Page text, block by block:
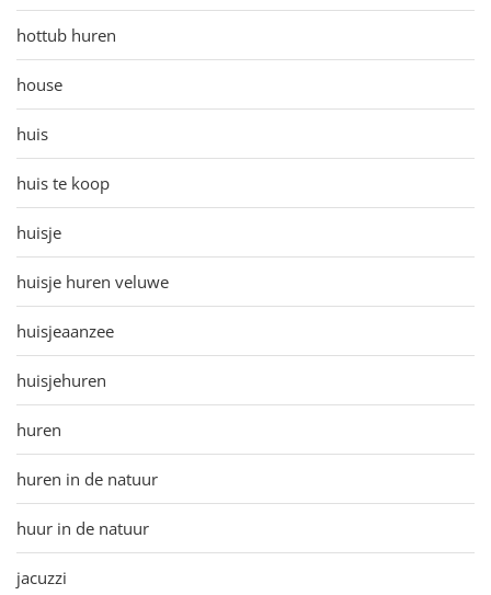
hottub huren
house
huis
huis te koop
huisje
huisje huren veluwe
huisjeaanzee
huisjehuren
huren
huren in de natuur
huur in de natuur
jacuzzi